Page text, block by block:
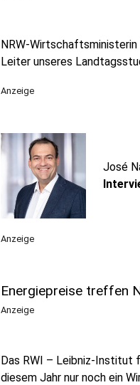
NRW-
Leiter unseres
Anzeige
José
Anzeige
Energiepreise treffen
Anzeige
Das RWI – Leibniz-
diesem Jahr nur noch ein